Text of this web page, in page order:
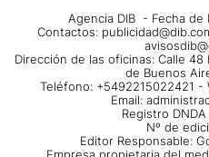
Agencia DIB - Fecha de
Contactos:
Dirección de las oficinas: Calle 48
de Buenos
Teléfono: +5492215022421 -
Email:
Registro
Nº de
Editor Responsable: